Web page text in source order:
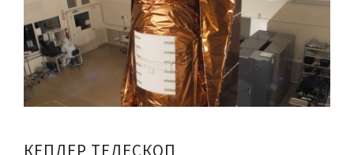
КЕПЛЕР ТЕЛЕСКОП